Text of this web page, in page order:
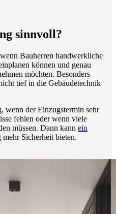
sinnvoll?
Bauherren handwerkliche
können und genau
möchten. Besonders
tief in die Gebäudetechnik
wenn der Einzugstermin sehr
fehlen oder wenn viele
müssen. Dann kann ein
mehr Sicherheit bieten.